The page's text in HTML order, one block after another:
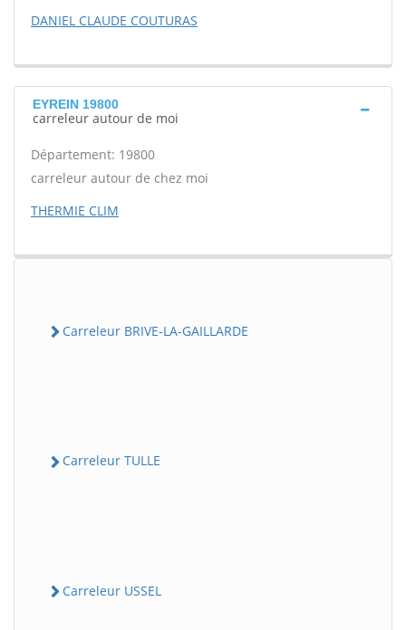
DANIEL CLAUDE COUTURAS
EYREIN 19800
carreleur autour de moi
Département: 19800
carreleur autour de chez moi
THERMIE CLIM
Carreleur BRIVE-LA-GAILLARDE
Carreleur TULLE
Carreleur USSEL